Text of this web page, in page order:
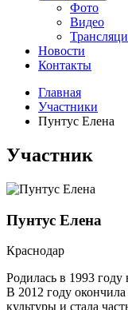
Фото
Видео
Новости
Контакты
Главная
Участники
Пунтус Елена
Участник
Пунтус Елена
Краснодар
Родилась в 1993
В 2012 году
культуры и стала